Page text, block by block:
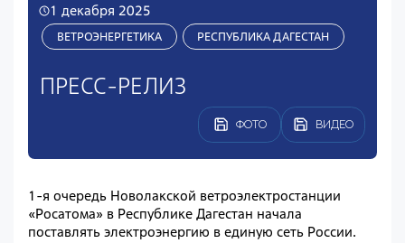
1 декабря 2025
ВЕТРОЭНЕРГЕТИКА РЕСПУБЛИКА ДАГЕСТАН
ПРЕСС-РЕЛИЗ
ФОТО ВИДЕО
1-я очередь Новолакской ветроэлектростанции
«Росатома» в Республике Дагестан начала
поставлять электроэнергию в единую сеть России.